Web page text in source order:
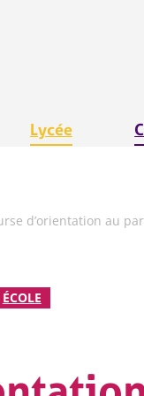
Lycée
d’orientation au
ÉCOLE